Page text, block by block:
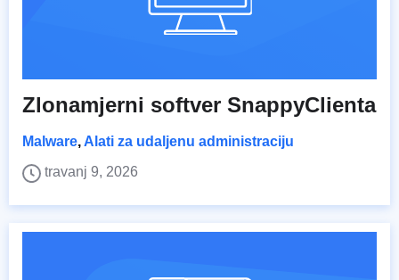
Zlonamjerni softver SnappyClienta
Malware,Alati za udaljenu administraciju
travanj 9, 2026